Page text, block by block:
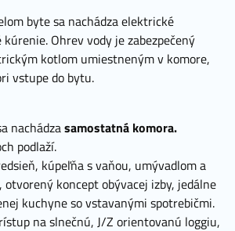
byte sa nachádza elektrické
Ohrev vody je zabezpečený
kotlom umiestneným v komore,
vstupe do bytu.
nachádzasamostatná komora.
podlaží.
kúpeľňa s vaňou, umývadlom a
otvorený koncept obývacej izby, jedálne
kuchyne so vstavanými spotrebičmi.
na slnečnú, J/Z orientovanú loggiu,